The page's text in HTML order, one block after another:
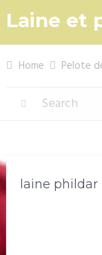
Laine et
Home Pelote
laine phildar